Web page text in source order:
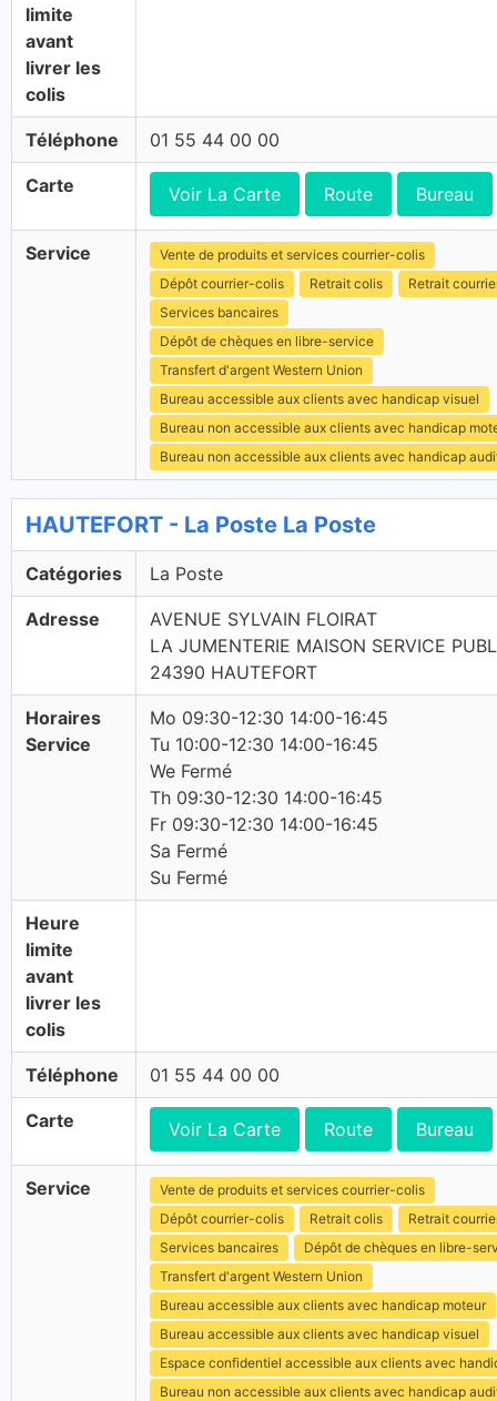
limite
avant
livrer les
colis
Téléphone 01 55 44 00 00
Carte Voir La Carte Route Bureau
Service
Vente de produits et services courrier-colis
Dépôt courrier-colis
Retrait colis
Retrait
Services bancaires
Dépôt de chèques en libre-service
Transfert d'argent Western Union
Bureau accessible aux clients avec handicap visuel
Bureau non accessible aux clients avec handicap
Bureau non accessible aux clients avec handicap
HAUTEFORT - La Poste La Poste
Catégories La Poste
Adresse
AVENUE SYLVAIN FLOIRAT
LA JUMENTERIE MAISON SERVICE
24390 HAUTEFORT
Horaires
Service
Mo 09:30-12:30 14:00-16:45
Tu 10:00-12:30 14:00-16:45
We Fermé
Th 09:30-12:30 14:00-16:45
Fr 09:30-12:30 14:00-16:45
Sa Fermé
Su Fermé
Heure
limite
avant
livrer les
colis
Téléphone 01 55 44 00 00
Carte Voir La Carte Route Bureau
Service
Vente de produits et services courrier-colis
Dépôt courrier-colis
Retrait colis
Retrait
Services bancaires
Dépôt de chèques en libre-
Transfert d'argent Western Union
Bureau accessible aux clients avec handicap moteur
Bureau accessible aux clients avec handicap visuel
Espace confidentiel accessible aux clients avec
Bureau non accessible aux clients avec handicap